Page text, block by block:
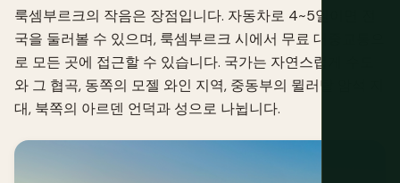
룩셈부르크의 작음은 장점입니다. 자동차로 4~5일이면 전
국을 둘러볼 수 있으며, 룩셈부르크 시에서 무료 대중교통으
로 모든 곳에 접근할 수 있습니다. 국가는 자연스럽게 수도
와 그 협곡, 동쪽의 모젤 와인 지역, 중동부의 뮐러탈 암석 지
대, 북쪽의 아르덴 언덕과 성으로 나뉩니다.